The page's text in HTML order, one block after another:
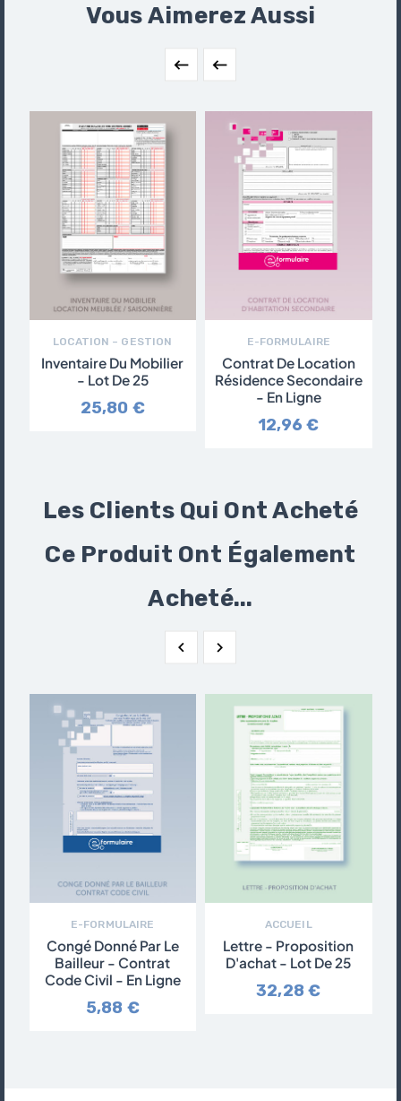
Vous Aimerez Aussi
 
LOCATION – GESTION
Inventaire Du Mobilier
- Lot De 25
25,80 €
E-FORMULAIRE
Contrat De Location
Résidence Secondaire
- En Ligne
12,96 €
Les Clients Qui Ont Acheté
Ce Produit Ont Également
Acheté...
 
E-FORMULAIRE
Congé Donné Par Le
Bailleur - Contrat
Code Civil - En Ligne
5,88 €
ACCUEIL
Lettre - Proposition
D'achat - Lot De 25
32,28 €